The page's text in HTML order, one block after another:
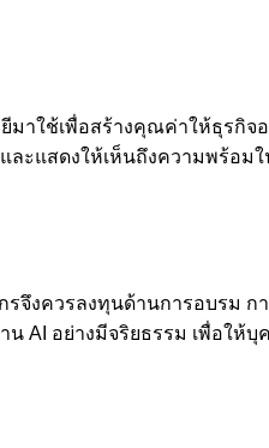
าใช้เพื่อสร้างคุณค่าให้ธุรกิ
ะแสดงให้เห็นถึงความพร้อม
จึงควรลงทุนด้านการอบรม
AI อย่างมีจริยธรรม เพื่อให้